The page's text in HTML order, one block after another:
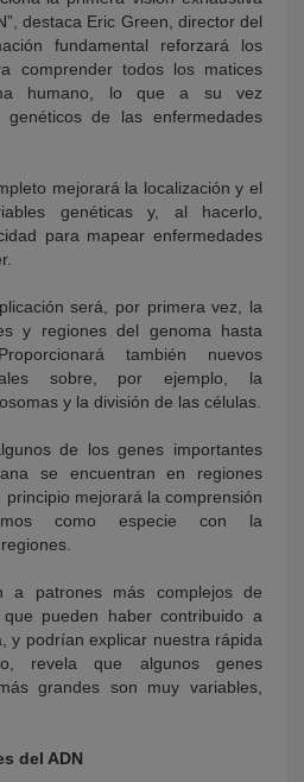
destaca Eric Green, director del
fundamental reforzará los
comprender todos los matices
humano, lo que a su vez
genéticos de las enfermedades
mejorará la localización y el
genéticas y, al hacerlo,
para mapear enfermedades
será, por primera vez, la
y regiones del genoma hasta
también nuevos
sobre, por ejemplo, la
y la división de las células.
de los genes importantes
se encuentran en regiones
mejorará la comprensión
como especie con la
a patrones más complejos de
pueden haber contribuido a
y podrían explicar nuestra rápida
revela que algunos genes
grandes son muy variables,
del ADN